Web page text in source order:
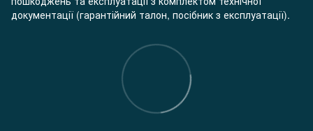
документації (гарантійний талон, посібник з експлуатації).